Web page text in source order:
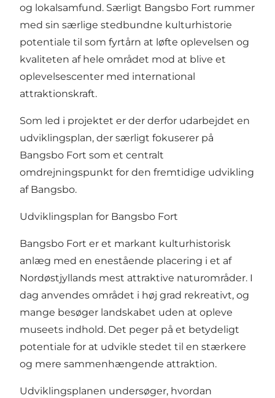
og lokalsamfund. Særligt Bangsbo Fort rummer
med sin særlige stedbundne kulturhistorie
potentiale til som fyrtårn at løfte oplevelsen og
kvaliteten af hele området mod at blive et
oplevelsescenter med international
attraktionskraft.
Som led i projektet er der derfor udarbejdet en
udviklingsplan, der særligt fokuserer på
Bangsbo Fort som et centralt
omdrejningspunkt for den fremtidige udvikling
af Bangsbo.
Udviklingsplan for Bangsbo Fort
Bangsbo Fort er et markant kulturhistorisk
anlæg med en enestående placering i et af
Nordøstjyllands mest attraktive naturområder. I
dag anvendes området i høj grad rekreativt, og
mange besøger landskabet uden at opleve
museets indhold. Det peger på et betydeligt
potentiale for at udvikle stedet til en stærkere
og mere sammenhængende attraktion.
Udviklingsplanen undersøger, hvordan